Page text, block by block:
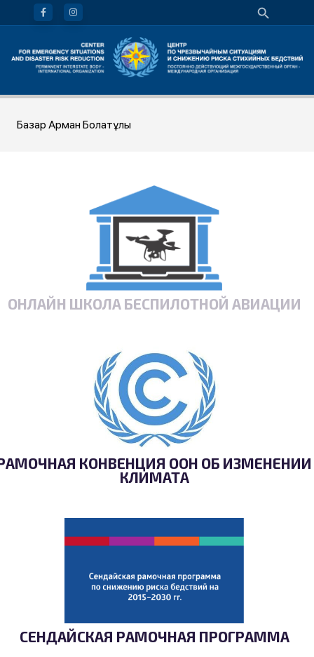
Базар Арман Болатұлы
ОНЛАЙН ШКОЛА БЕСПИЛОТНОЙ АВИАЦИИ
КОНВЕНЦИЯ ООН ОБ ИЗМЕНЕНИИ
КЛИМАТА
СЕНДАЙСКАЯ РАМОЧНАЯ ПРОГРАММА